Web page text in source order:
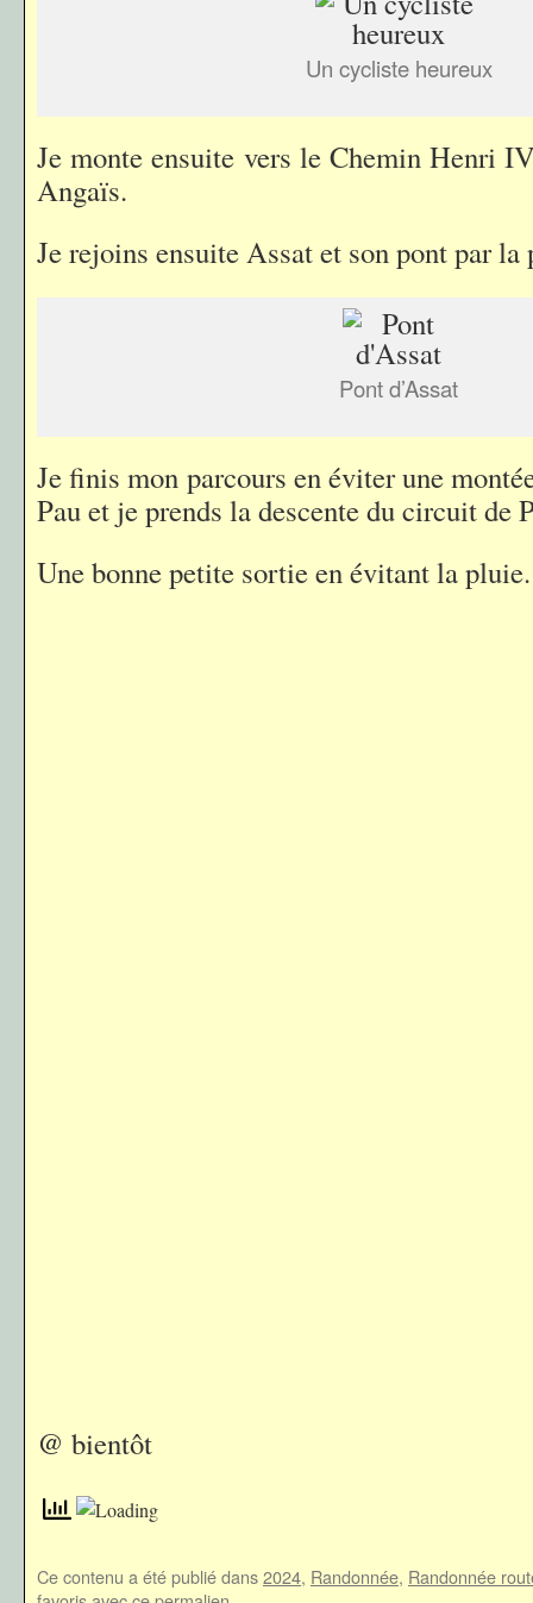
Un cycliste heureux
Je monte ensuite vers le Chemin Henri
Angaïs.
Je rejoins ensuite Assat et son pont par la
Pont d’Assat
Je finis mon parcours en éviter une
Pau et je prends la descente du circuit de
Une bonne petite sortie en évitant la
@ bientôt
Ce contenu a été publié dans2024, Randonnée, Randonnée